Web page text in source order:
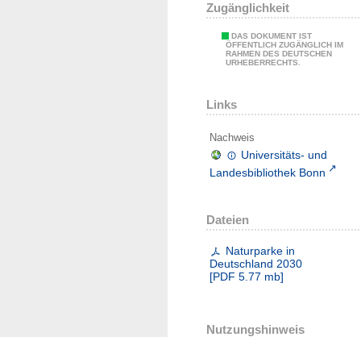
Zugänglichkeit
DAS DOKUMENT IST
ÖFFENTLICH ZUGÄNGLICH IM
RAHMEN DES DEUTSCHEN
URHEBERRECHTS.
Links
Nachweis
Universitäts- und
Landesbibliothek Bonn
Dateien
Naturparke in
Deutschland 2030
[PDF 5.77 mb]
Nutzungshinweis